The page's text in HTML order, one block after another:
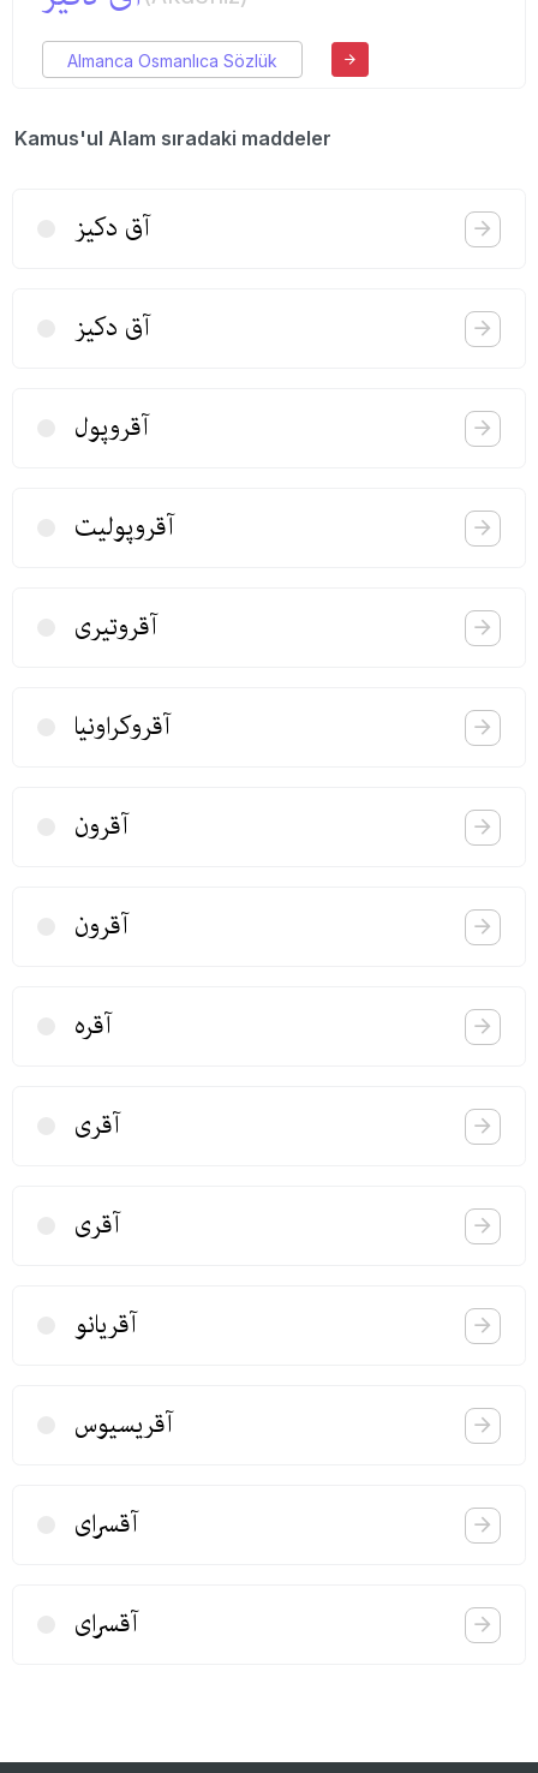
Almanca Osmanlıca Sözlük
Kamus'ul Alam sıradaki maddeler
آق دكیز
آق دكیز
آقروپول
آقروپولیت
آقروتیری
آقروكراونیا
آقرون
آقرون
آقره
آقری
آقری
آقریانو
آقریسیوس
آقسرای
آقسرای